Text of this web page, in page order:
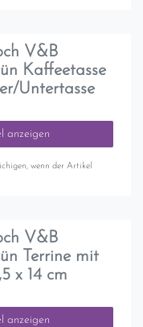
V&B
Kaffeetasse
Untertasse
anzeigen
wenn der Artikel
V&B
Terrine mit
x 14 cm
anzeigen